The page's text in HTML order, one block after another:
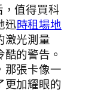
值得買科
迅時租場地
激光測量
的警告。
那張卡像一
更加耀眼的